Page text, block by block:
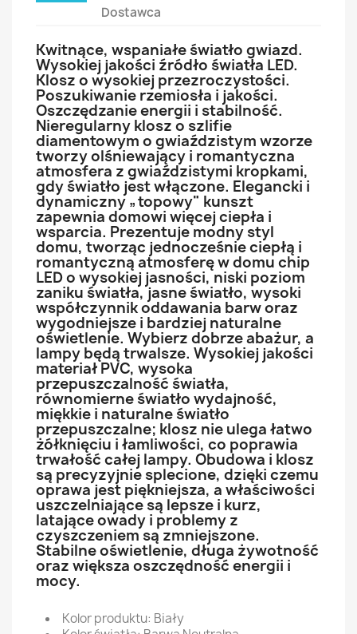
Dostawca
Kwitnące, wspaniałe światło gwiazd.
Wysokiej jakości źródło światła LED.
Klosz o wysokiej przezroczystości.
Poszukiwanie rzemiosła i jakości.
Oszczędzanie energii i stabilność.
Nieregularny klosz o szlifie
diamentowym o gwiaździstym wzorze
tworzy olśniewający i romantyczna
atmosfera z gwiaździstymi kropkami,
gdy światło jest włączone. Elegancki i
dynamiczny „topowy" kunszt
zapewnia domowi więcej ciepła i
wsparcia. Prezentuje modny styl
domu, tworząc jednocześnie ciepłą i
romantyczną atmosferę w domu chip
LED o wysokiej jasności, niski poziom
zaniku światła, jasne światło, wysoki
współczynnik oddawania barw oraz
wygodniejsze i bardziej naturalne
oświetlenie. Wybierz dobrze abażur, a
lampy będą trwalsze. Wysokiej jakości
materiał PVC, wysoka
przepuszczalność światła,
równomierne światło wydajność,
miękkie i naturalne światło
przepuszczalne; klosz nie ulega łatwo
żółknięciu i łamliwości, co poprawia
trwałość całej lampy. Obudowa i klosz
są precyzyjnie splecione, dzięki czemu
oprawa jest piękniejsza, a właściwości
uszczelniające są lepsze i kurz,
latające owady i problemy z
czyszczeniem są zmniejszone.
Stabilne oświetlenie, długa żywotność
oraz większa oszczędność energii i
mocy.
Kolor produktu: Biały